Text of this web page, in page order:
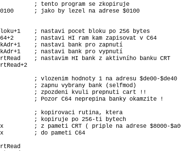
; tento program se zkopiruje
; jako by lezel na adrese $0100
; nastavi pocet bloku po 256 bytes
; nastavi HI ram kam zapisovat v C64
; nastavi bank pro zapnutí
; nastavi bank pro vypnutí
; nastavim HI bank z aktivního banku CRT
; vlozenim hodnoty 1 na adresu $de00-$de40
; zapnu vybrany bank (selfmod)
; zpozdeni kvuli prepnuti cart !!
; Pozor C64 neprepina banky okamzite !
; kopirovaci rutina, ktera
; kopiruje po 256-ti bytech
; z pameti CRT ( priple na adrese $8000-
; do pameti C64